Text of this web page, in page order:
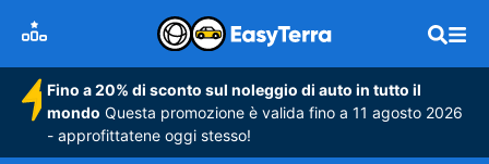
Fino a 20% di sconto sul noleggio di auto in tutto il
mondo Questa promozione è valida fino a 11 agosto 2026
- approfittatene oggi stesso!